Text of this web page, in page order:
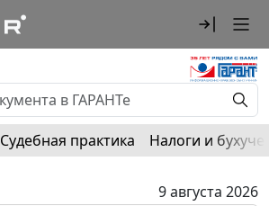
Судебная практика Налоги и
9 августа 2026